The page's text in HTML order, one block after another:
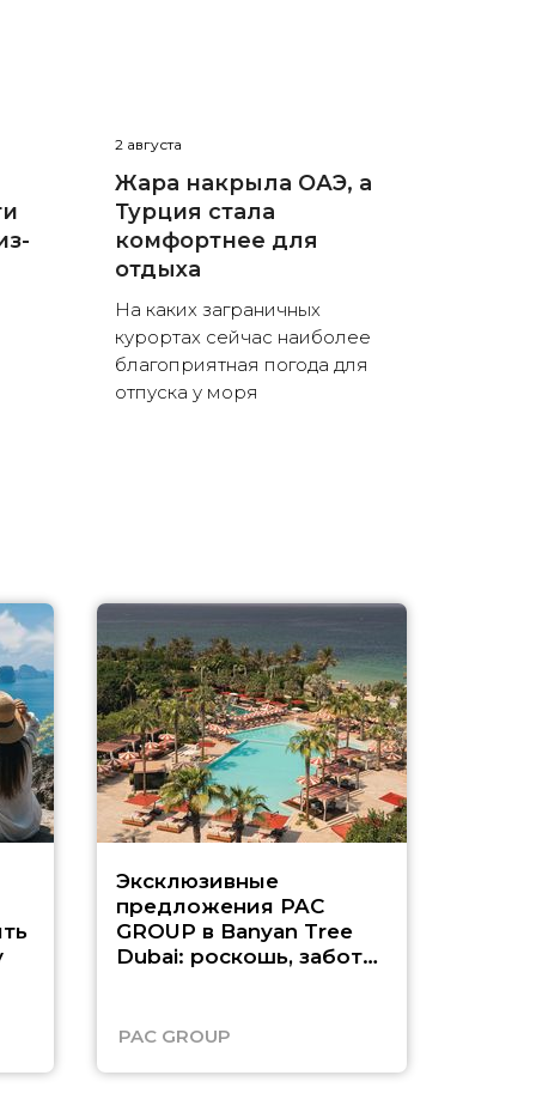
2 августа
Жара накрыла ОАЭ, а
Турция стала
комфортнее для
отдыха
На каких заграничных
курортах сейчас наиболее
благоприятная погода для
отпуска у моря
Эксклюзивные
предложения PAC
GROUP в Banyan Tree
Dubai: роскошь, забота
PAC GROUP